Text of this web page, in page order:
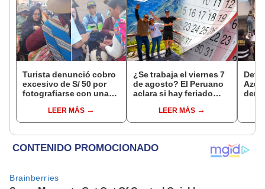
Turista denunció cobro
excesivo de S/ 50 por
fotografiarse con una
Serenazgo recuperó el
dinero
LEER MÁS
¿Se trabaja el viernes 7
de agosto? El Peruano
aclara si hay feriado
del 6 de agosto
LEER MÁS
Azul